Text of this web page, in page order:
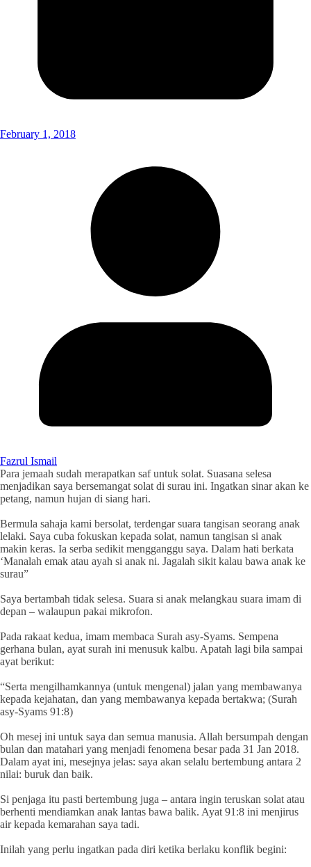
February 1, 2018
Fazrul Ismail
Para jemaah sudah merapatkan saf untuk solat. Suasana selesa
menjadikan saya bersemangat solat di surau ini. Ingatkan sinar akan ke
petang, namun hujan di siang hari.
Bermula sahaja kami bersolat, terdengar suara tangisan seorang anak
lelaki. Saya cuba fokuskan kepada solat, namun tangisan si anak
makin keras. Ia serba sedikit mengganggu saya. Dalam hati berkata
‘Manalah emak atau ayah si anak ni. Jagalah sikit kalau bawa anak ke
surau”
Saya bertambah tidak selesa. Suara si anak melangkau suara imam di
depan – walaupun pakai mikrofon.
Pada rakaat kedua, imam membaca Surah asy-Syams. Sempena
gerhana bulan, ayat surah ini menusuk kalbu. Apatah lagi bila sampai
ayat berikut:
“Serta mengilhamkannya (untuk mengenal) jalan yang membawanya
kepada kejahatan, dan yang membawanya kepada bertakwa; (Surah
asy-Syams 91:8)
Oh mesej ini untuk saya dan semua manusia. Allah bersumpah dengan
bulan dan matahari yang menjadi fenomena besar pada 31 Jan 2018.
Dalam ayat ini, mesejnya jelas: saya akan selalu bertembung antara 2
nilai: buruk dan baik.
Si penjaga itu pasti bertembung juga – antara ingin teruskan solat atau
berhenti mendiamkan anak lantas bawa balik. Ayat 91:8 ini menjirus
air kepada kemarahan saya tadi.
Inilah yang perlu ingatkan pada diri ketika berlaku konflik begini: